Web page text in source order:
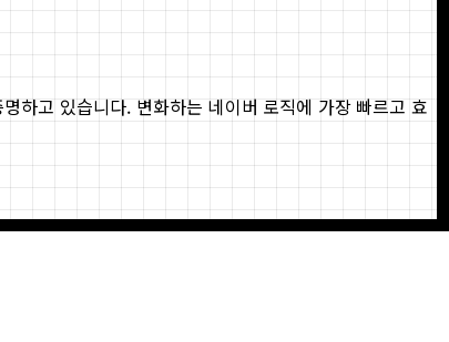
하고 있습니다. 변화하는 네이버 로직에 가장 빠르고 효